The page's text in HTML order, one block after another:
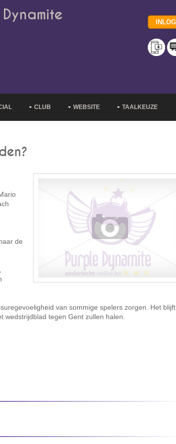
CLUB WEBSITE TAALKEUZE
de
van sommige spelers zorgen. Het blijft
tegen Gent zullen halen.